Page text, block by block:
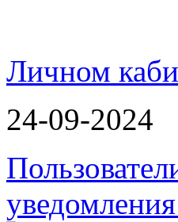
Личном
24-09-2024